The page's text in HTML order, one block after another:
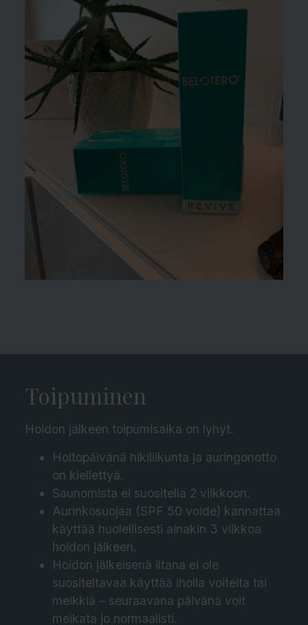
Toipuminen
Hoidon jälkeen toipumisaika on lyhyt.
Hoitopäivänä hikiliikunta ja auringonotto
on kiellettyä.
Saunomista ei suositella 2 viikkoon.
Aurinkosuojaa (SPF 50 voide) kannattaa
käyttää huolellisesti ainakin 3 viikkoa
hoidon jälkeen.
Hoidon jälkeisenä iltana ei ole
suositeltavaa käyttää iholla voiteita tai
meikkiä – seuraavana päivänä voit
meikata jo normaalisti.